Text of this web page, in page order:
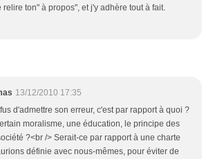
relire ton" à propos", et j'y adhère tout à fait.
13/12/2010 17:35
d'admettre son erreur, c'est par rapport à quoi ?
moralisme, une éducation, le principe des
?<br /> Serait-ce par rapport à une charte
définie avec nous-mêmes, pour éviter de